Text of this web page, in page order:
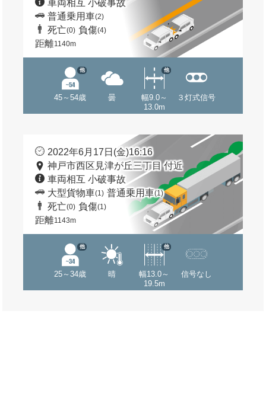
車両相互 小破事故
普通乗用車(2)
死亡(0) 負傷(4)
距離1140m
45～54歳
他
曇
幅9.0～
13.0m
他
３灯式信号
2022年6月17日(金)16:16
神戸市西区見津が丘三丁目 付近
車両相互 小破事故
大型貨物車(1) 普通乗用車(1)
死亡(0) 負傷(1)
距離1143m
25～34歳
他
晴
幅13.0～
19.5m
他
信号なし